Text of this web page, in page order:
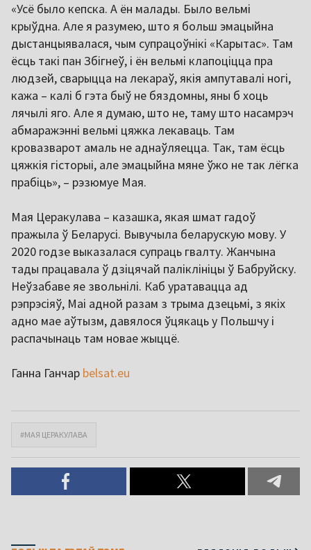
«Усё было кепска. А ён малады. Было вельмі
крыўдна. Але я разумею, што я больш эмацыйна
дыстанцыявалася, чым супрацоўнікі «Карытас». Там
ёсць такі пан Збігнеў, і ён вельмі клапоціцца пра
людзей, сварыцца на лекараў, якія ампутавалі ногі,
кажа – калі б гэта быў не бяздомны, яны б хоць
лячылі яго. Але я думаю, што не, таму што насамрэч
абмаражэнні вельмі цяжка лекаваць. Там
кровазварот амаль не аднаўляецца. Так, там ёсць
цяжкія гісторыі, але эмацыйна мяне ўжо не так лёгка
прабіць», – рэзюмуе Мая.
Мая Церакулава – казашка, якая шмат гадоў
пражыла ў Беларусі. Вывучыла беларускую мову. У
2020 годзе выказалася супраць гвалту. Жанчына
тады працавала ў дзіцячай паліклініцы ў Бабруйску.
Неўзабаве яе звольнілі. Каб уратавацца ад
рэпрэсіяў, Маі адной разам з трыма дзецьмі, з якіх
адно мае аўтызм, давялося ўцякаць у Польшчу і
распачынаць там новае жыццё.
Ганна Ганчар belsat.eu
#МАЯ ЦЕРАКУЛАВА